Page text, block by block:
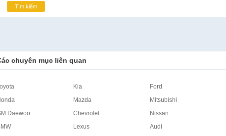
Tìm kiếm
chuyên mục liên quan
Kia Ford
Mazda Mitsubishi
Daewoo
Chevrolet Nissan
Lexus Audi